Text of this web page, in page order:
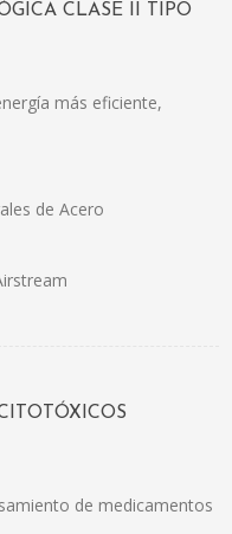
CLASE II TIPO
más eficiente,
de Acero
de medicamentos